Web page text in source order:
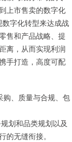
上市售卖的数字化
字化转型来达成战
售和产品战略、提
离，从而实现利润
手打造，高度可配
购、质量与合规、包
划和品类规划以及
的无缝衔接。